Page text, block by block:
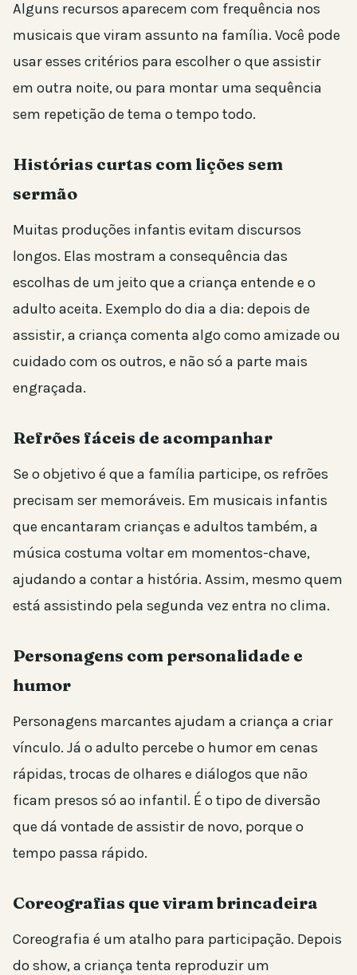
Alguns recursos aparecem com frequência nos
musicais que viram assunto na família. Você pode
usar esses critérios para escolher o que assistir
em outra noite, ou para montar uma sequência
sem repetição de tema o tempo todo.
Histórias curtas com lições sem
sermão
Muitas produções infantis evitam discursos
longos. Elas mostram a consequência das
escolhas de um jeito que a criança entende e o
adulto aceita. Exemplo do dia a dia: depois de
assistir, a criança comenta algo como amizade ou
cuidado com os outros, e não só a parte mais
engraçada.
Refrões fáceis de acompanhar
Se o objetivo é que a família participe, os refrões
precisam ser memoráveis. Em musicais infantis
que encantaram crianças e adultos também, a
música costuma voltar em momentos-chave,
ajudando a contar a história. Assim, mesmo quem
está assistindo pela segunda vez entra no clima.
Personagens com personalidade e
humor
Personagens marcantes ajudam a criança a criar
vínculo. Já o adulto percebe o humor em cenas
rápidas, trocas de olhares e diálogos que não
ficam presos só ao infantil. É o tipo de diversão
que dá vontade de assistir de novo, porque o
tempo passa rápido.
Coreografias que viram brincadeira
Coreografia é um atalho para participação. Depois
do show, a criança tenta reproduzir um